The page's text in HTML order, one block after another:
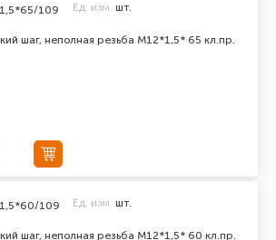
шаг, неполная резьба M12*1,5* 65 кл.пр.
109 Ед. изм. шт.
шаг, неполная резьба M12*1,5* 60 кл.пр.
109 Ед. изм. шт.